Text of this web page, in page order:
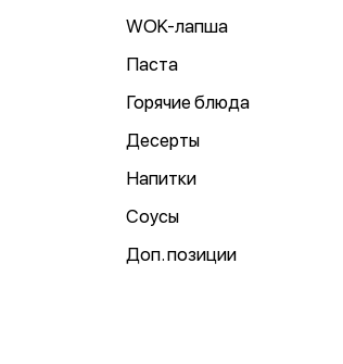
WOK-лапша
Паста
Горячие блюда
Десерты
Напитки
Соусы
Доп. позиции